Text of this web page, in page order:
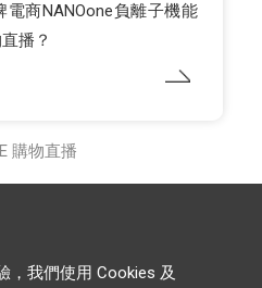
商NANOone負離⼦機能
播？
購物直播
，我們使用 Cookies 及